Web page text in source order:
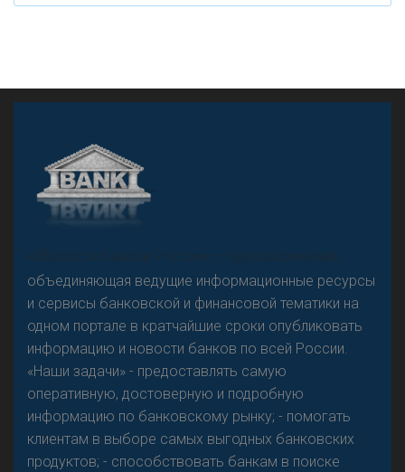
Резкого разворота на рынке автокредитов не
предвидится - «Интервью»
«Н
овости Банков России» – группа компаний,
объединяющая ведущие информационные ресурсы
и сервисы банковской и финансовой тематики на
одном портале в кратчайшие сроки опубликовать
информацию и новости банков по всей России.
«Наши задачи» - предоставлять самую
оперативную, достоверную и подробную
информацию по банковскому рынку; - помогать
клиентам в выборе самых выгодных банковских
продуктов; - способствовать банкам в поиске